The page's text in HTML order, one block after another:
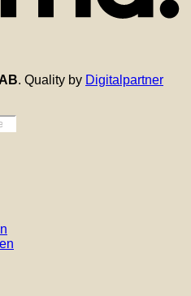
. Quality by Digitalpartner